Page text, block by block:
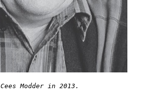
Cees Modder in 2013.